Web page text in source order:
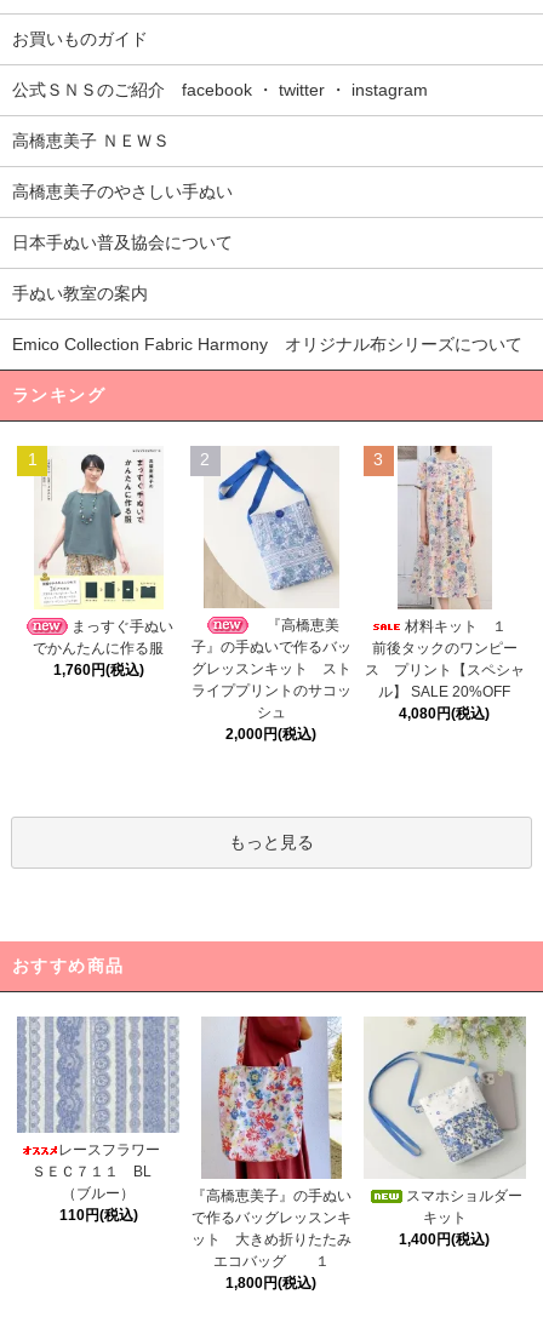
お買いものガイド
公式ＳＮＳのご紹介 facebook ・ twitter ・ instagram
高橋恵美子 ＮＥＷＳ
高橋恵美子のやさしい手ぬい
日本手ぬい普及協会について
手ぬい教室の案内
Emico Collection Fabric Harmony オリジナル布シリーズについて
ランキング
1
まっすぐ手ぬい
でかんたんに作る服
1,760円(税込)
2
『高橋恵美
子』の手ぬいで作るバッ
グレッスンキット スト
ライププリントのサコッ
シュ
2,000円(税込)
3
材料キット １
前後タックのワンピー
ス プリント【スペシャ
ル】 SALE 20%OFF
4,080円(税込)
もっと見る
おすすめ商品
レースフラワー
ＳＥＣ７１１ BL
（ブルー）
110円(税込)
『高橋恵美子』の手ぬい
で作るバッグレッスンキ
ット 大きめ折りたたみ
エコバッグ １
1,800円(税込)
スマホショルダー
キット
1,400円(税込)